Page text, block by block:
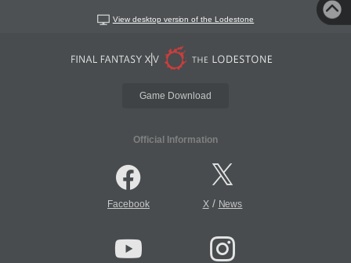
View desktop version of the Lodestone
Game Download
Official Information
Facebook X/ News